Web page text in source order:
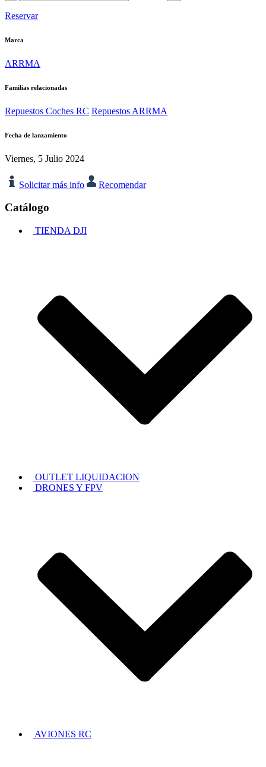
Reservar
Marca
ARRMA
Familias relacionadas
Repuestos Coches RC Repuestos ARRMA
Fecha de lanzamiento
Viernes, 5 Julio 2024
Solicitar más info Recomendar
Catálogo
TIENDA DJI
OUTLET LIQUIDACION
DRONES Y FPV
AVIONES RC